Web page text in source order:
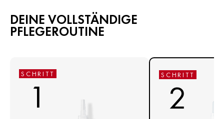
DEINE VOLLSTÄNDIGE
PFLEGEROUTINE
SCHRITT
1
SCHRITT
2